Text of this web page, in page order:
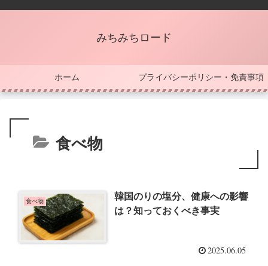
みちみちロード
ホーム プライバシーポリシー・免責事項
食べ物
食べ物
韓国のりの塩分、健康への影響
は？知っておくべき事実
2025.06.05